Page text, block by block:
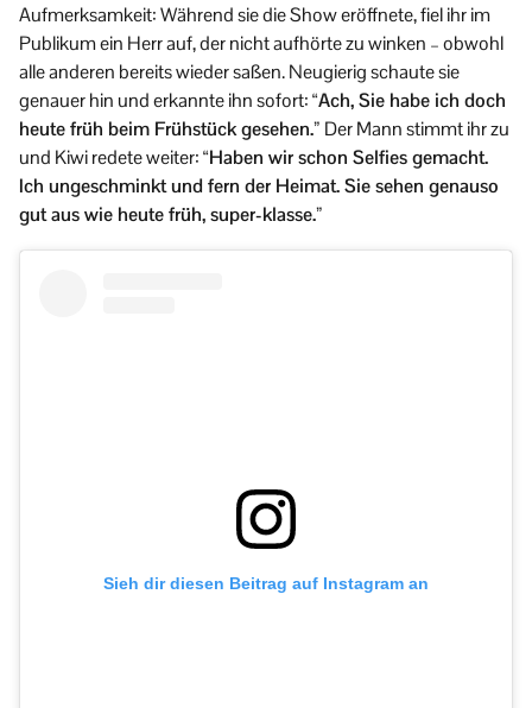
Aufmerksamkeit: Während sie die Show eröffnete, fiel ihr im
Publikum ein Herr auf, der nicht aufhörte zu winken – obwohl
alle anderen bereits wieder saßen. Neugierig schaute sie
genauer hin und erkannte ihn sofort:“Ach, Sie habe ich doch
heute früh beim Frühstück gesehen.” Der Mann stimmt ihr zu
und Kiwi redete weiter:“Haben wir schon Selfies gemacht.
Ich ungeschminkt und fern der Heimat. Sie sehen genauso
gut aus wie heute früh, super-klasse.”
Sieh dir diesen Beitrag auf Instagram an